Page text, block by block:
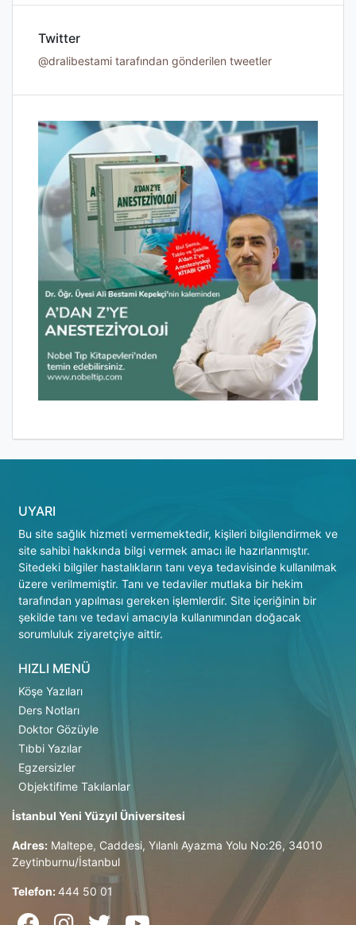
Twitter
@dralibestami tarafından gönderilen tweetler
UYARI
Bu site sağlık hizmeti vermemektedir, kişileri bilgilendirmek ve
site sahibi hakkında bilgi vermek amacı ile hazırlanmıştır.
Sitedeki bilgiler hastalıkların tanı veya tedavisinde kullanılmak
üzere verilmemiştir. Tanı ve tedaviler mutlaka bir hekim
tarafından yapılması gereken işlemlerdir. Site içeriğinin bir
şekilde tanı ve tedavi amacıyla kullanımından doğacak
sorumluluk ziyaretçiye aittir.
HIZLI MENÜ
Köşe Yazıları
Ders Notları
Doktor Gözüyle
Tıbbi Yazılar
Egzersizler
Objektifime Takılanlar
İstanbul Yeni Yüzyıl Üniversitesi
Adres: Maltepe, Caddesi, Yılanlı Ayazma Yolu No:26, 34010
Zeytinburnu/İstanbul
Telefon:444 50 01